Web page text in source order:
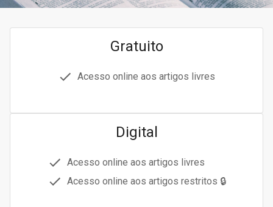
Gratuito
Acesso online aos artigos livres
Digital
Acesso online aos artigos livres
Acesso online aos artigos restritos 🔒